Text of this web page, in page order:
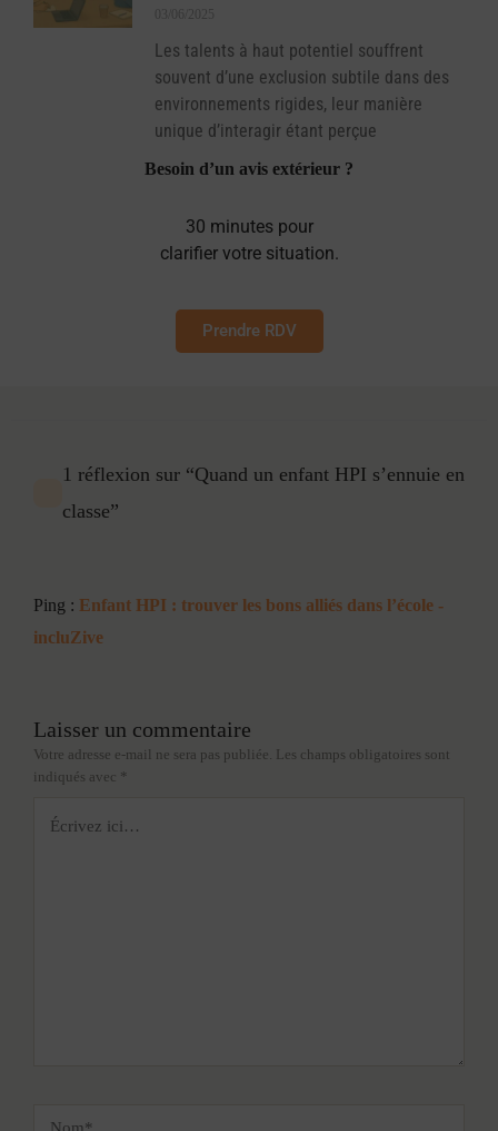
Besoin d’un avis extérieur ?
30 minutes pour
clarifier votre situation.
Prendre RDV
03/06/2025
Les talents à haut potentiel souffrent
souvent d’une exclusion subtile dans des
environnements rigides, leur manière
unique d’interagir étant perçue
1 réflexion sur “Quand un enfant HPI s’ennuie en
classe”
Ping : Enfant HPI : trouver les bons alliés dans l’école -
incluZive
Laisser un commentaire
Votre adresse e-mail ne sera pas publiée. Les champs obligatoires sont
indiqués avec *
Écrivez
Nom*